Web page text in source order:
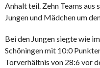
Anhalt teil. Zehn Teams aus
Jungen und Mädchen um
Bei den Jungen siegte wie
Schöningen mit 10:0
Torverhältnis von 28:6 vor